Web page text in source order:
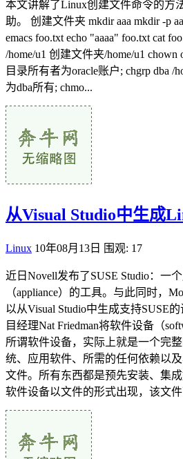
本文讲解了Linux创建文件命令的方
助。 创建文件夹 mkdir aaa mkdir -p
emacs foo.txt echo "aaaa" foo.txt cat
/home/u1 创建文件夹/home/u1 chown
目录所有者为oracle账户; chgrp dba /
为dba所有; chmo...
从Visual Studio中生成
Linux 10年08月13日 围观: 17
近日Novell发布了SUSE Studio：一
（appliance）的工具。与此同时，
以从Visual Studio中生成支持SUSE
目经理Nat Friedman将软件设备（
所谓软件设备，实际上就是一个完
统、应用软件、所需的任何依赖以
文件。所有东西都是预先安装、集
软件设备以文件的形式出现，该文